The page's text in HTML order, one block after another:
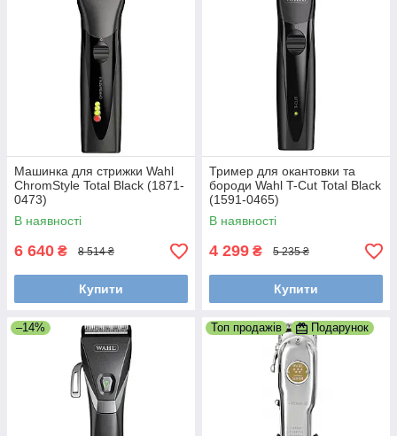
Машинка для стрижки Wahl
ChromStyle Total Black (1871-
0473)
В наявності
6 640 ₴ 8 514 ₴
Купити
Тример для окантовки та
бороди Wahl T-Cut Total Black
(1591-0465)
В наявності
4 299 ₴ 5 235 ₴
Купити
–14% Топ продажів Подарунок